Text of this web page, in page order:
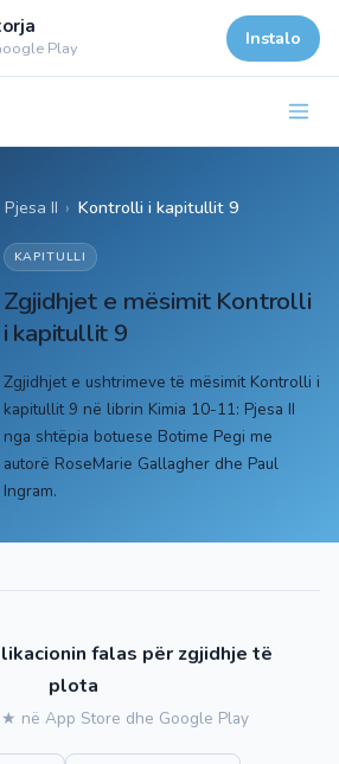
Play Instalo
II › Kontrolli i kapitullit 9
KAPITULLI
Zgjidhjet e mësimit Kontrolli
i kapitullit 9
Zgjidhjet e ushtrimeve të mësimit Kontrolli i
kapitullit 9 në librin Kimia 10-11: Pjesa II
nga shtëpia botuese Botime Pegi me
autorë RoseMarie Gallagher dhe Paul
Ingram.
falas për zgjidhje të
plota
në App Store dhe Google Play